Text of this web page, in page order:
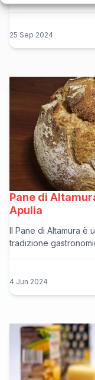
25 Sep 2024
Pane di
Apulia
Il Pane di Altamura è
tradizione
4 Jun 2024